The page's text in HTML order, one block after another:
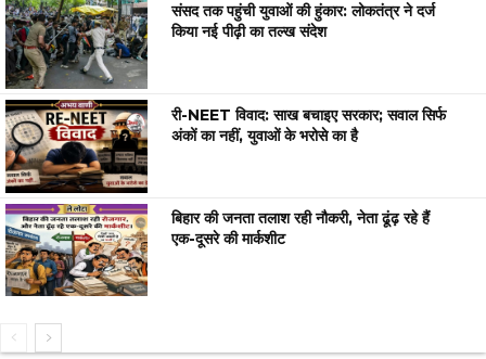
संसद तक पहुंची युवाओं की हुंकार: लोकतंत्र ने दर्ज
किया नई पीढ़ी का तल्ख संदेश
री-NEET विवाद: साख बचाइए सरकार; सवाल सिर्फ
अंकों का नहीं, युवाओं के भरोसे का है
बिहार की जनता तलाश रही नौकरी, नेता ढूंढ़ रहे हैं
एक-दूसरे की मार्कशीट